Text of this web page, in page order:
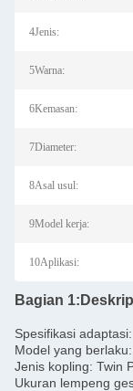
4Jenis:
5Warna:
6Kemasan:
7Diameter:
8Asal usul:
9Model kerja:
10Aplikasi:
Bagian 1:
Spesifikasi adaptasi:
Model yang
Jenis kopling: Twin
Ukuran lempeng